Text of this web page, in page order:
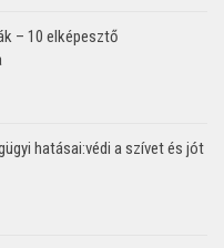
– 10 elképesztő
hatásai:védi a szívet és jót